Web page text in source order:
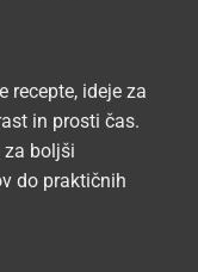
recepte, ideje za
in prosti čas.
za boljši
do praktičnih